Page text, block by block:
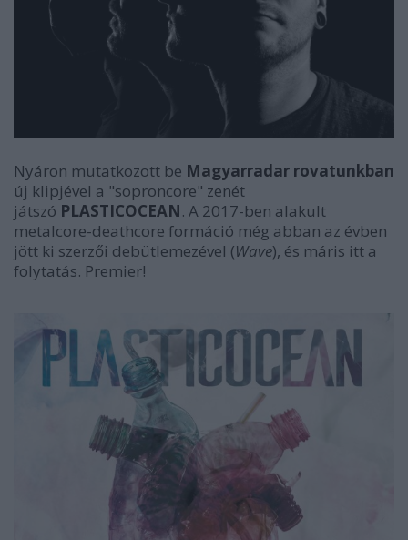
Nyáron mutatkozott be Magyarradar rovatunkban
új klipjével a "soproncore" zenét
játszó PLASTICOCEAN. A 2017-ben alakult
metalcore-deathcore formáció még abban az évben
jött ki szerzői debütlemezével (Wave), és máris itt a
folytatás. Premier!